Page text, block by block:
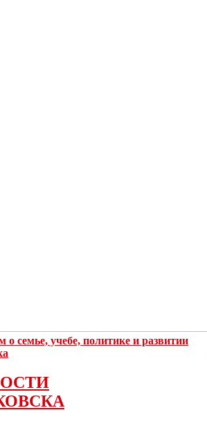
о семье, учебе, политике и развитии